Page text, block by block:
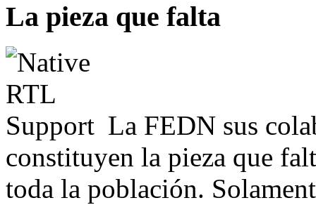
La pieza que falta
La FEDN sus
constituyen la pieza que
toda la población.